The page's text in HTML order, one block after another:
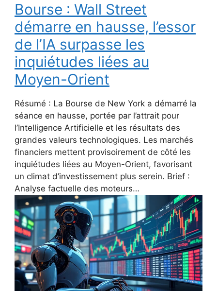
Bourse : Wall Street
démarre en hausse, l’essor
de l’IA surpasse les
inquiétudes liées au
Moyen-Orient
Résumé : La Bourse de New York a démarré la
séance en hausse, portée par l’attrait pour
l’Intelligence Artificielle et les résultats des
grandes valeurs technologiques. Les marchés
financiers mettent provisoirement de côté les
inquiétudes liées au Moyen-Orient, favorisant
un climat d’investissement plus serein. Brief :
Analyse factuelle des moteurs…